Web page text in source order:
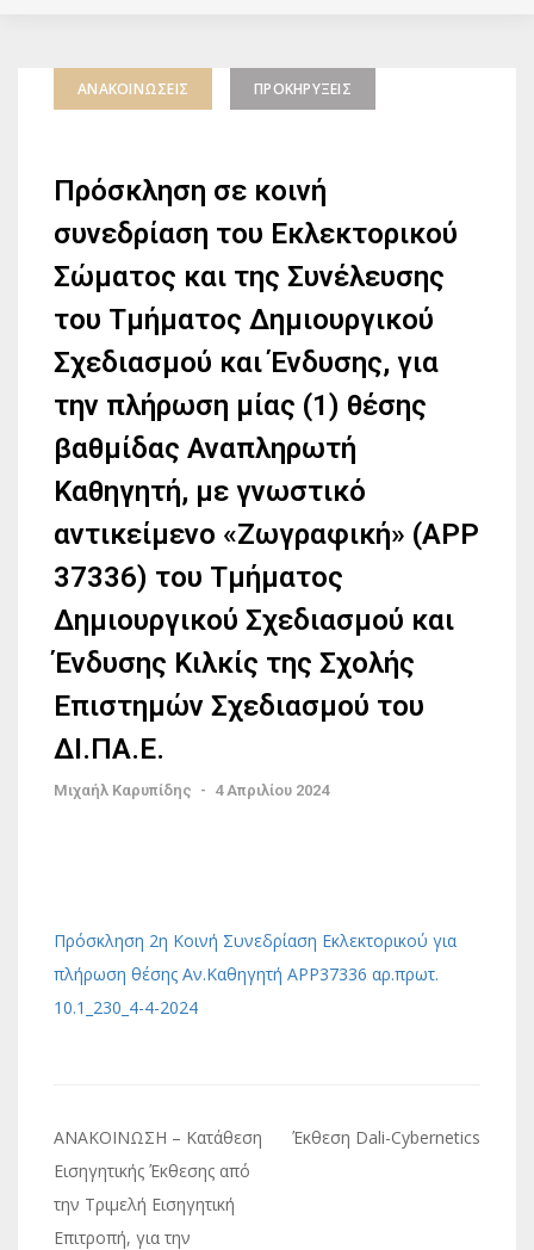
ΑΝΑΚΟΙΝΏΣΕΙΣ ΠΡΟΚΗΡΎΞΕΙΣ
Πρόσκληση σε κοινή
συνεδρίαση του Εκλεκτορικού
Σώματος και της Συνέλευσης
του Τμήματος Δημιουργικού
Σχεδιασμού και Ένδυσης, για
την πλήρωση μίας (1) θέσης
βαθμίδας Αναπληρωτή
Καθηγητή, με γνωστικό
αντικείμενο «Ζωγραφική» (APP
37336) του Τμήματος
Δημιουργικού Σχεδιασμού και
Ένδυσης Κιλκίς της Σχολής
Επιστημών Σχεδιασμού του
ΔΙ.ΠΑ.Ε.
Μιχαήλ Καρυπίδης - 4 Απριλίου 2024
Πρόσκληση 2η Κοινή Συνεδρίαση Εκλεκτορικού για
πλήρωση θέσης Αν.Καθηγητή ΑΡΡ37336 αρ.πρωτ.
10.1_230_4-4-2024
Πλοήγηση
άρθρων
ΑΝΑΚΟΙΝΩΣΗ – Κατάθεση
Εισηγητικής Έκθεσης από
την Τριμελή Εισηγητική
Επιτροπή, για την
Έκθεση Dali-Cybernetics